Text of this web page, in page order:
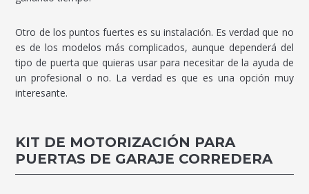
Otro de los puntos fuertes es su instalación. Es verdad que no
es de los modelos más complicados, aunque dependerá del
tipo de puerta que quieras usar para necesitar de la ayuda de
un profesional o no. La verdad es que es una opción muy
interesante.
KIT DE MOTORIZACIÓN PARA
PUERTAS DE GARAJE CORREDERA